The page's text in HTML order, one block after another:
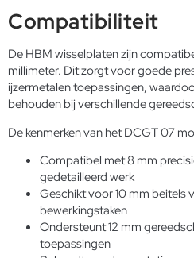
Compatibiliteit
De HBM wisselplaten zijn
millimeter. Dit zorgt voor goede
ijzermetalen toepassingen,
behouden bij verschillende
De kenmerken van het DCGT 07
Compatibel met 8 mm
gedetailleerd werk
Geschikt voor 10 mm beitels
bewerkingstaken
Ondersteunt 12 mm
toepassingen